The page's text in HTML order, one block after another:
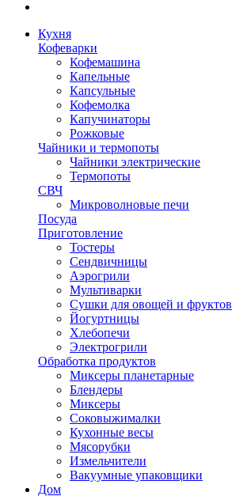
Кухня
Кофеварки
Кофемашина
Капельные
Капсульные
Кофемолка
Капучинаторы
Рожковые
Чайники и термопоты
Чайники электрические
Термопоты
СВЧ
Микроволновые печи
Посуда
Приготовление
Тостеры
Сендвичницы
Аэрогрили
Мультиварки
Сушки для овощей и фруктов
Йогуртницы
Хлебопечи
Электрогрили
Обработка продуктов
Миксеры планетарные
Блендеры
Миксеры
Соковыжималки
Кухонные весы
Мясорубки
Измельчители
Вакуумные упаковщики
Дом